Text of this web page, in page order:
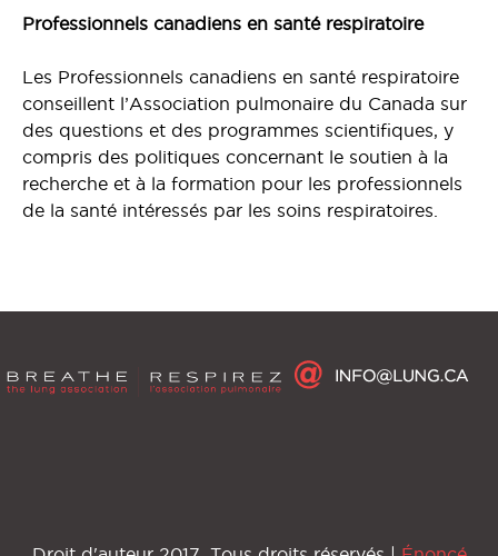
Professionnels canadiens en santé respiratoire
Les Professionnels canadiens en santé respiratoire
conseillent l’Association pulmonaire du Canada sur
des questions et des programmes scientifiques, y
compris des politiques concernant le soutien à la
recherche et à la formation pour les professionnels
de la santé intéressés par les soins respiratoires.